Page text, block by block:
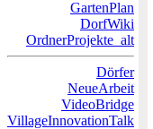
GartenPlan
DorfWiki
OrdnerProjekte_alt
Dörfer
NeueArbeit
VideoBridge
VillageInnovationTalk